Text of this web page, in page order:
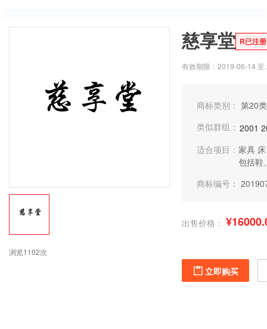
浏览1102次
慈享堂 R已注册
有效期限：2019-06-14
商标类别： 第20
类似群组： 2001
适合项目： 家具 床
包括鞋
商标编号：
出售价格：
立即购买